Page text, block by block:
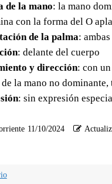
de la mano: la mano
con la forma del O
de la palma:
: delante del cuerpo
y dirección: con
de la mano no
: sin expresión
11/10/2024